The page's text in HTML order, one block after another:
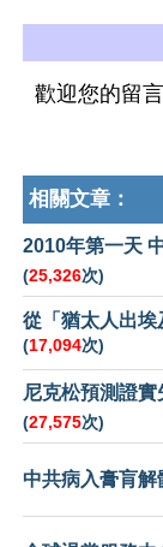
歡迎您的留言
相關文章：
2010年第一天
(25,326次)
從「猶太人出
(17,094次)
尼克松預測證
(27,575次)
中共病入膏肓解